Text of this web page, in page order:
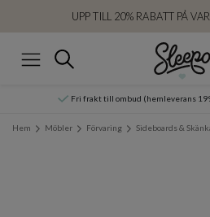
UPP TILL 20% RABATT PÅ
Sök
Fri frakt till ombud (hemleverans
Hem Möbler Förvaring Sideboards &